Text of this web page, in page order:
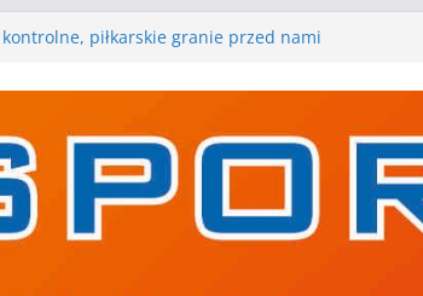
piłkarskie granie przed nami
naszych piłkarskich zespołów za nami
edycję Ligi Szóstek w Gwdzie